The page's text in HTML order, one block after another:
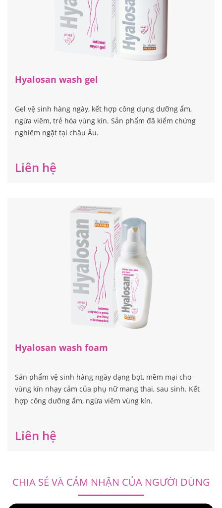
Hyalosan wash gel
Gel vệ sinh hàng ngày, kết hợp công dụng dưỡng ẩm,
ngừa viêm, trẻ hóa vùng kín. Sản phẩm đã kiểm chứng
nghiêm ngặt tại châu Âu.
Liên hệ
Hyalosan wash foam
Sản phẩm vệ sinh hàng ngày dạng bọt, mềm mại cho
vùng kín nhạy cảm của phụ nữ mang thai, sau sinh. Kết
hợp công dưỡng ẩm, ngừa viêm vùng kín.
Liên hệ
CHIA SẺ VÀ CẢM NHẬN CỦA NGƯỜI DÙNG